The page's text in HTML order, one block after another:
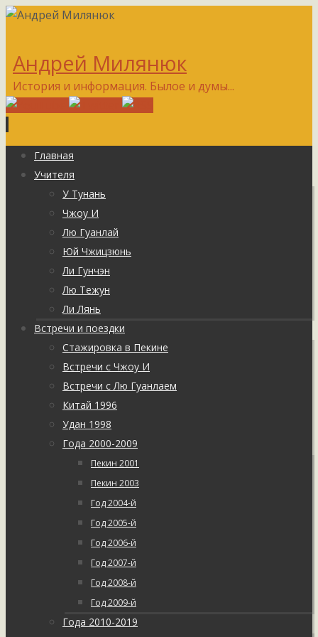
Андрей Милянюк
История и информация. Былое и думы...
Перейти
содержимому
Главная
Учителя
У Тунань
Чжоу И
Лю Гуанлай
Юй Чжицзюнь
Ли Гунчэн
Лю Тежун
Ли Лянь
Встречи и поездки
Стажировка в Пекине
Встречи с Чжоу И
Встречи с Лю Гуанлаем
Китай 1996
Удан 1998
Года 2000-2009
Пекин 2001
Пекин 2003
Год 2004-й
Год 2005-й
Год 2006-й
Год 2007-й
Год 2008-й
Год 2009-й
Года 2010-2019